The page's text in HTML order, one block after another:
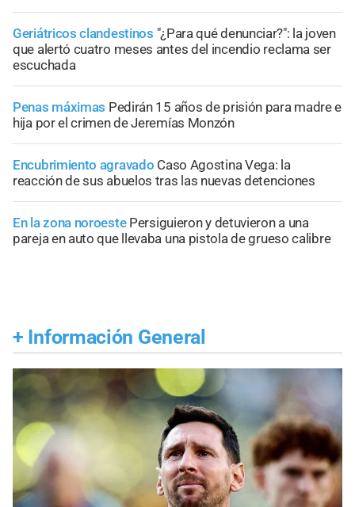
Geriátricos clandestinos "¿Para qué denunciar?": la joven
que alertó cuatro meses antes del incendio reclama ser
escuchada
Penas máximas Pedirán 15 años de prisión para madre e
hija por el crimen de Jeremías Monzón
Encubrimiento agravado Caso Agostina Vega: la
reacción de sus abuelos tras las nuevas detenciones
En la zona noroeste Persiguieron y detuvieron a una
pareja en auto que llevaba una pistola de grueso calibre
+ Información General